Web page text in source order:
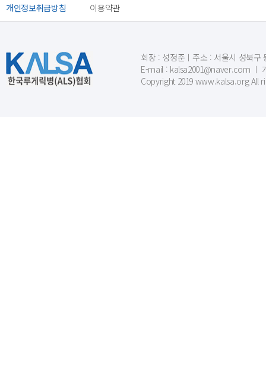
개인정보취급방침 이용약관
회장 : 성정준ㅣ주소 : 서울시 성북구
E-mail : kalsa2001@naver.com ㅣ
Copyright 2019 www.kalsa.org All